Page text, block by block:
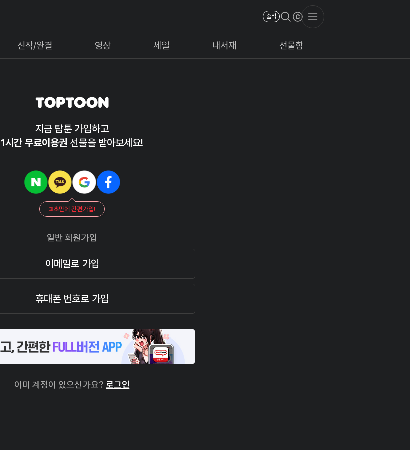
출석
신작/완결 영상 세일 내서재 선물함
지금 탑툰 가입하고
1시간 무료이용권 선물을 받아보세요!
3초만에 간편가입!
일반 회원가입
이메일로 가입
휴대폰 번호로 가입
이미 계정이 있으신가요? 로그인